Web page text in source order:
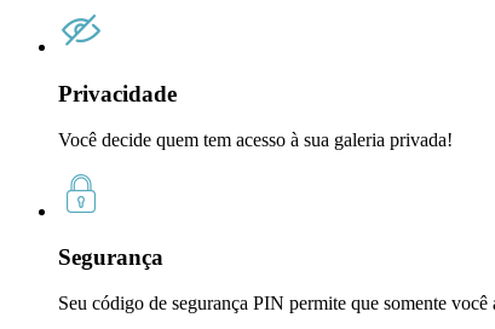
Privacidade
Você decide quem tem acesso à sua galeria privada!
Segurança
Seu código de segurança PIN permite que somente você